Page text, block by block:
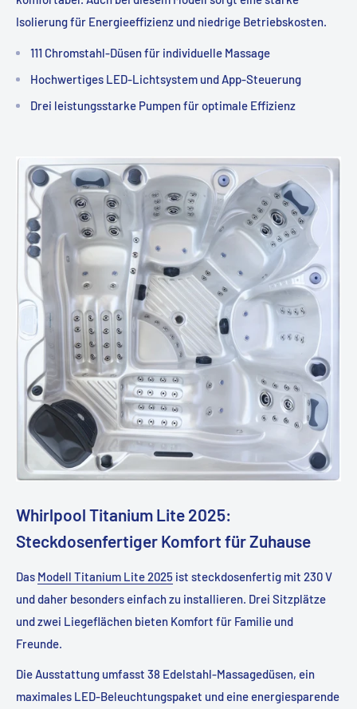
Isolierung für Energieeffizienz und niedrige Betriebskosten.
111 Chromstahl-Düsen für individuelle Massage
Hochwertiges LED-Lichtsystem und App-Steuerung
Drei leistungsstarke Pumpen für optimale Effizienz
Whirlpool Titanium Lite 2025:
Steckdosenfertiger Komfort für Zuhause
Das Modell Titanium Lite 2025 ist steckdosenfertig mit 230 V
und daher besonders einfach zu installieren. Drei Sitzplätze
und zwei Liegeflächen bieten Komfort für Familie und
Freunde.
Die Ausstattung umfasst 38 Edelstahl-Massagedüsen, ein
maximales LED-Beleuchtungspaket und eine energiesparende